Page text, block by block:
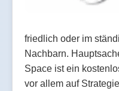
friedlich oder im
Nachbarn.
Space ist ein
vor allem auf